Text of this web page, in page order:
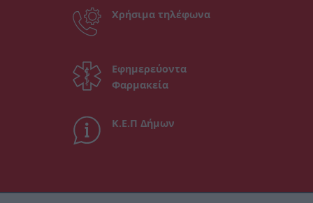
Χρήσιμα τηλέφωνα
Εφημερεύοντα
Φαρμακεία
Κ.Ε.Π Δήμων